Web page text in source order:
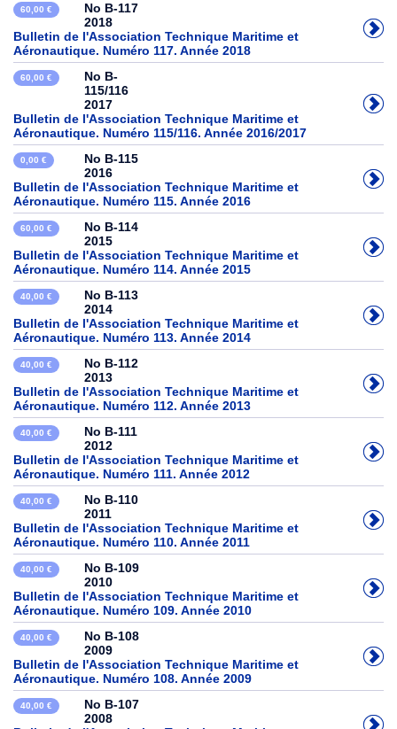
60,00 €
No B-117
2018
Bulletin de l'Association Technique Maritime et
Aéronautique. Numéro 117. Année 2018
60,00 €
No B-
115/116
2017
Bulletin de l'Association Technique Maritime et
Aéronautique. Numéro 115/116. Année 2016/2017
0,00 €
No B-115
2016
Bulletin de l'Association Technique Maritime et
Aéronautique. Numéro 115. Année 2016
60,00 €
No B-114
2015
Bulletin de l'Association Technique Maritime et
Aéronautique. Numéro 114. Année 2015
40,00 €
No B-113
2014
Bulletin de l'Association Technique Maritime et
Aéronautique. Numéro 113. Année 2014
40,00 €
No B-112
2013
Bulletin de l'Association Technique Maritime et
Aéronautique. Numéro 112. Année 2013
40,00 €
No B-111
2012
Bulletin de l'Association Technique Maritime et
Aéronautique. Numéro 111. Année 2012
40,00 €
No B-110
2011
Bulletin de l'Association Technique Maritime et
Aéronautique. Numéro 110. Année 2011
40,00 €
No B-109
2010
Bulletin de l'Association Technique Maritime et
Aéronautique. Numéro 109. Année 2010
40,00 €
No B-108
2009
Bulletin de l'Association Technique Maritime et
Aéronautique. Numéro 108. Année 2009
40,00 €
No B-107
2008